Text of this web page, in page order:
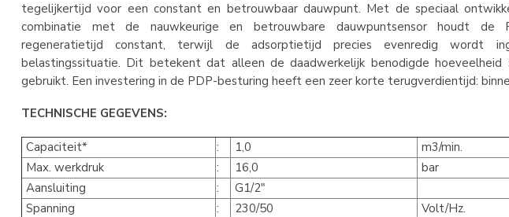
tegelijkertijd voor een constant en betrouwbaar dauwpunt. Met de speciaal
combinatie met de nauwkeurige en betrouwbare dauwpuntsensor houdt de
regeneratietijd constant, terwijl de adsorptietijd precies evenredig wordt
belastingssituatie. Dit betekent dat alleen de daadwerkelijk benodigde
gebruikt. Een investering in de PDP-besturing heeft een zeer korte terugverdientijd:
TECHNISCHE GEGEVENS:
Capaciteit* : 1,0
m3/min.
Max. werkdruk
: 16,0
bar
Aansluiting
:
G1/2"
Spanning
: 230/50
Volt/Hz.